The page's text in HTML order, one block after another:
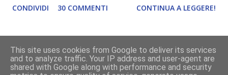
io. Lo scopo della rubrica è mostrarvi tre libri della mia
nel titolo . Tutti gli altri temi che ho saltato li pubblicherò
in un secondo momento. Red , Kerstin Gier. Corbaccio, 2011.
CONDIVIDI 30 COMMENTI CONTINUA A LEGGERE!
Powered by Blogger
This site uses cookies from Google to deliver its services
and to analyze traffic. Your IP address and user-agent are
shared with Google along with performance and security